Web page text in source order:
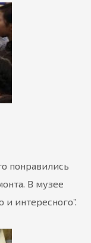
понравились
В музее
и интересного”.